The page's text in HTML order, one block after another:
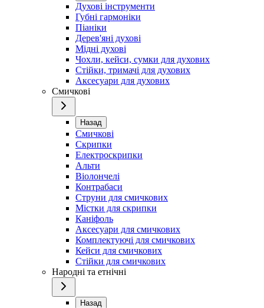
Духові інструменти
Губні гармоніки
Піаніки
Дерев'яні духові
Мідні духові
Чохли, кейси, сумки для духових
Стійки, тримачі для духових
Аксесуари для духових
Смичкові
Назад
Смичкові
Скрипки
Електроскрипки
Альти
Віолончелі
Контрабаси
Струни для смичкових
Містки для скрипки
Каніфоль
Аксесуари для смичкових
Комплектуючі для смичкових
Кейси для смичкових
Стійки для смичкових
Народні та етнічні
Назад